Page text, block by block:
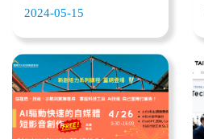
嘉義縣文化觀光局、文
化科技發展協會主辦，
嘉義文化科技創新基
地、嘉義文化科技產業
聯盟執行；競賽分為文
化場域組與企業應用
2024-05-15